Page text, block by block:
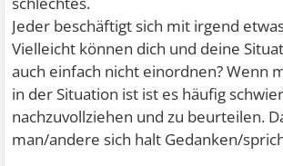
Jeder beschäftigt sich mit irgend
Vielleicht können dich und deine
auch einfach nicht einordnen? Wenn
in der Situation ist ist es häufig
nachzuvollziehen und zu beurteilen.
man/andere sich halt Gedanken/